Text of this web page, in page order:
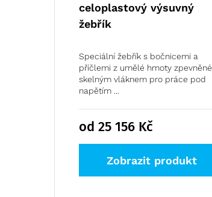
celoplastový výsuvný
žebřík
Speciální žebřík s bočnicemi a
příčlemi z umělé hmoty zpevněné
skelným vláknem pro práce pod
napětím ...
od 25 156 Kč
Zobrazit produkt